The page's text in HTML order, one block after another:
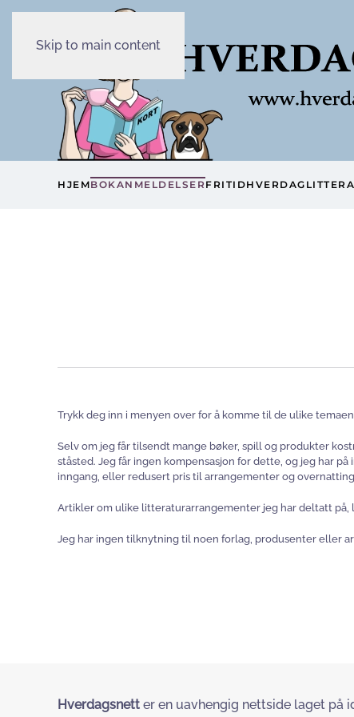
Skip to main content
HJEMBOKANMELDELSER FRITIDHVERDAG
Trykk deg inn i menyen over for å komme til de ulike
Selv om jeg får tilsendt mange bøker, spill og produkter
ståsted. Jeg får ingen kompensasjon for dette, og jeg har
inngang, eller redusert pris til arrangementer og
Artikler om ulike litteraturarrangementer jeg har deltatt
Jeg har ingen tilknytning til noen forlag, produsenter eller
Hverdagsnett er en uavhengig nettside laget på